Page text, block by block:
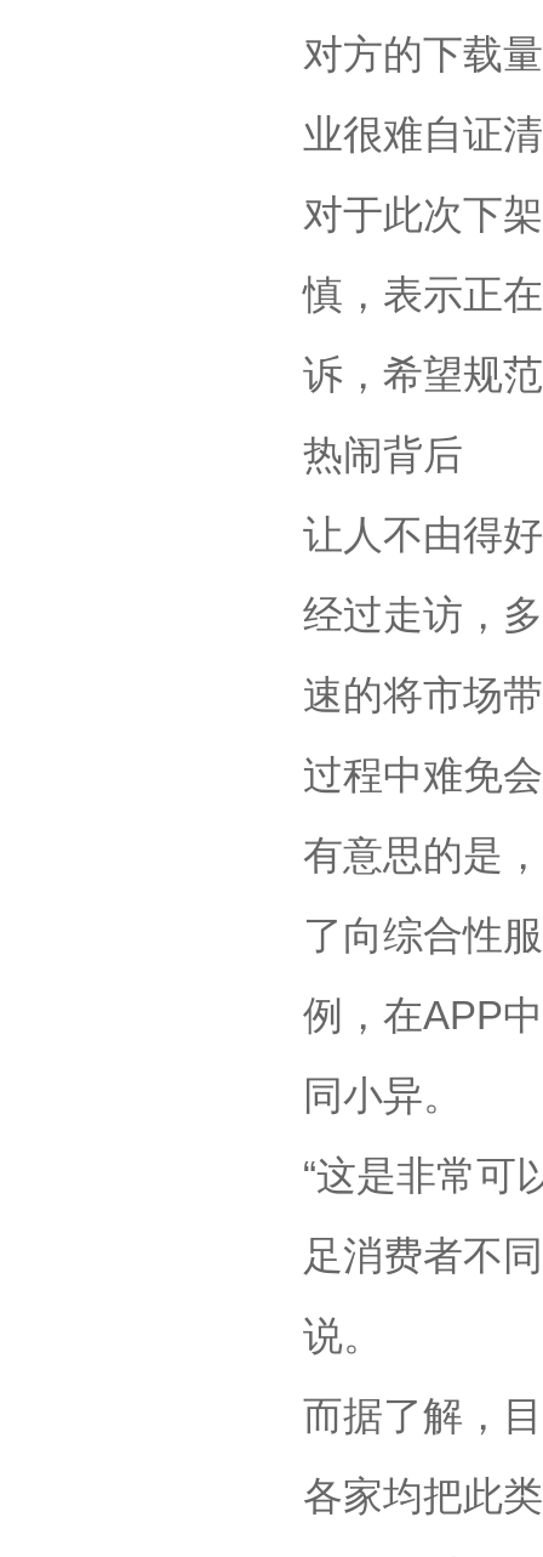
对方的下载
业很难自证
对于此次下
慎，表示正
诉，希望规
热闹背后
让人不由得
经过走访，
速的将市场
过程中难免
有意思的是
了向综合性
例，在APP
同小异。
“这是非常可
足消费者不
说。
而据了解，
各家均把此